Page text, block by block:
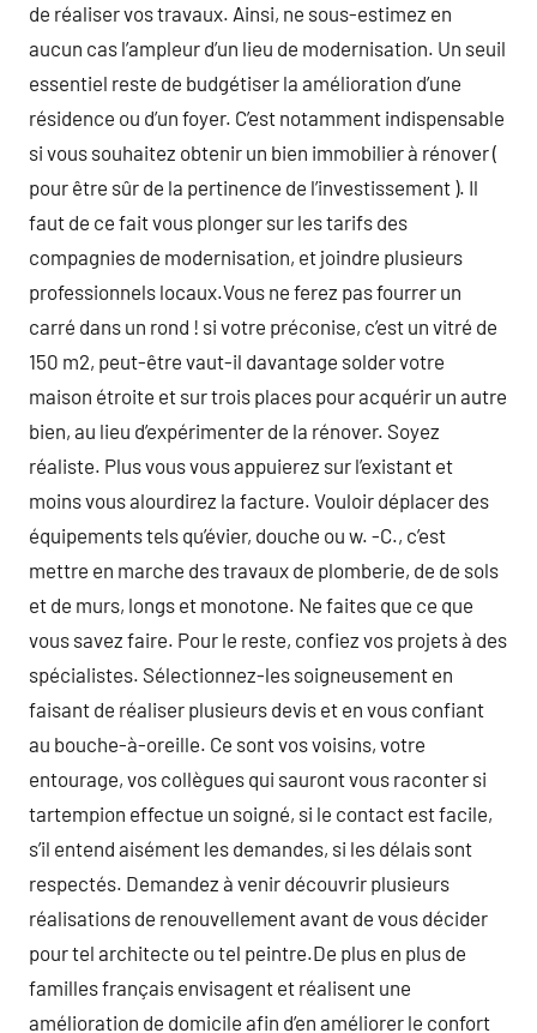
de réaliser vos travaux. Ainsi, ne sous-estimez en
aucun cas l’ampleur d’un lieu de modernisation. Un seuil
essentiel reste de budgétiser la amélioration d’une
résidence ou d’un foyer. C’est notamment indispensable
si vous souhaitez obtenir un bien immobilier à rénover (
pour être sûr de la pertinence de l’investissement ). Il
faut de ce fait vous plonger sur les tarifs des
compagnies de modernisation, et joindre plusieurs
professionnels locaux.Vous ne ferez pas fourrer un
carré dans un rond ! si votre préconise, c’est un vitré de
150 m2, peut-être vaut-il davantage solder votre
maison étroite et sur trois places pour acquérir un autre
bien, au lieu d’expérimenter de la rénover. Soyez
réaliste. Plus vous vous appuierez sur l’existant et
moins vous alourdirez la facture. Vouloir déplacer des
équipements tels qu’évier, douche ou w. -C., c’est
mettre en marche des travaux de plomberie, de de sols
et de murs, longs et monotone. Ne faites que ce que
vous savez faire. Pour le reste, confiez vos projets à des
spécialistes. Sélectionnez-les soigneusement en
faisant de réaliser plusieurs devis et en vous confiant
au bouche-à-oreille. Ce sont vos voisins, votre
entourage, vos collègues qui sauront vous raconter si
tartempion effectue un soigné, si le contact est facile,
s’il entend aisément les demandes, si les délais sont
respectés. Demandez à venir découvrir plusieurs
réalisations de renouvellement avant de vous décider
pour tel architecte ou tel peintre.De plus en plus de
familles français envisagent et réalisent une
amélioration de domicile afin d’en améliorer le confort